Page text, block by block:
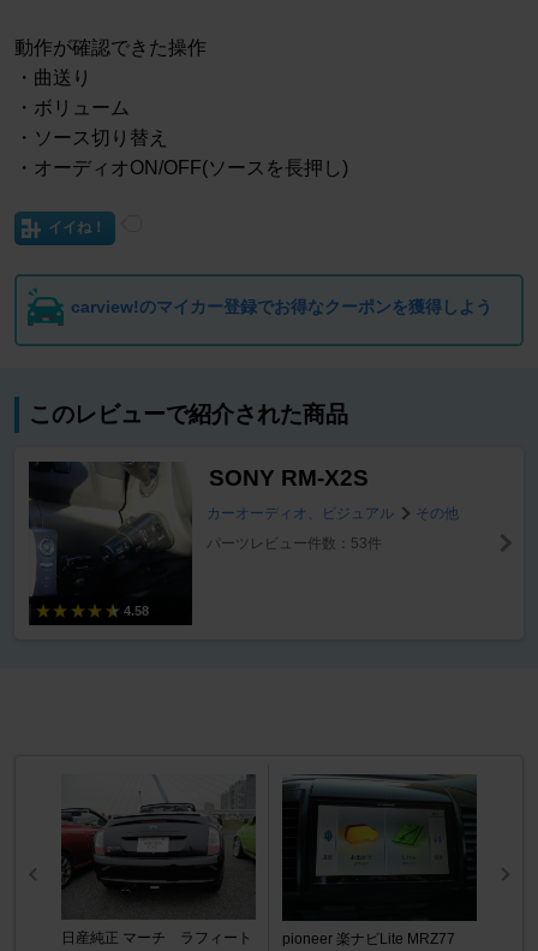
動作が確認できた操作
・曲送り
・ボリューム
・ソース切り替え
・オーディオON/OFF(ソースを長押し)
イイね！
carview!のマイカー登録でお得なクーポンを獲得しよう
このレビューで紹介された商品
4.58
SONY RM-X2S
カーオーディオ、ビジュアル
その他
パーツレビュー件数：53件
日産純正 マーチ ラフィート
pioneer 楽ナビLite MRZ77